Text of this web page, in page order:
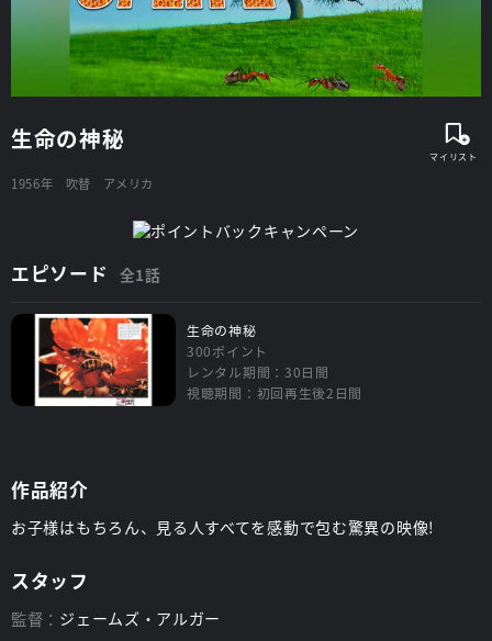
生命の神秘
1956年 吹替 アメリカ
エピソード 全1話
生命の神秘
300ポイント
レンタル期間：30日間
視聴期間：初回再生後2日間
作品紹介
お子様はもちろん、見る人すべてを感動で包む驚異の映像!
スタッフ
監督： ジェームズ・アルガー